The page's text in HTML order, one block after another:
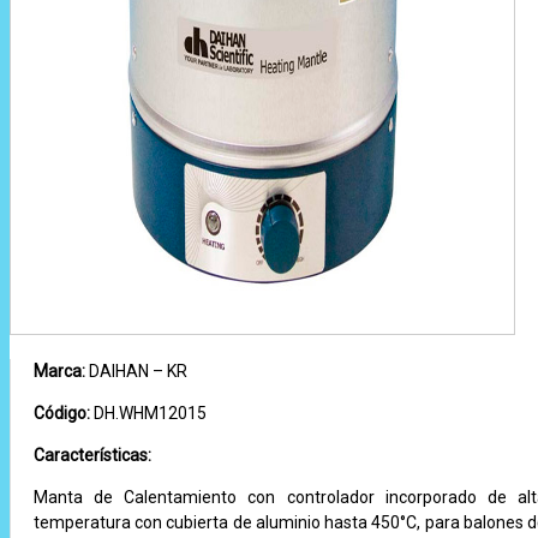
Marca:DAIHAN – KR
Código:DH.WHM12015
Características:
Manta de Calentamiento con controlador incorporado de
temperatura con cubierta de aluminio hasta 450°C, para balones